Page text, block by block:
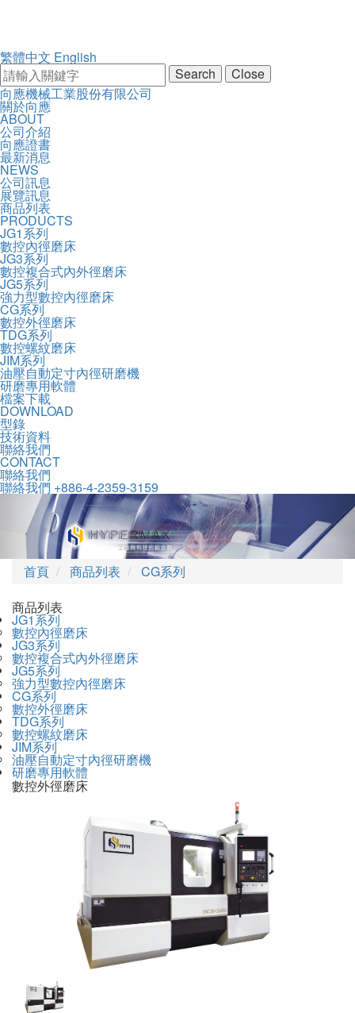
繁體中文 English
Search
Close
向應機械工業股份有限公司向
開
啟
主
選
單
主
導
覽
Navigation
關於向應
ABOUT
公司介紹
向應證書
最新消息
NEWS
公司訊息
展覽訊息
商品列表
PRODUCTS
JG1系列
數控內徑磨床
JG3系列
數控複合式內外徑磨床
JG5系列
強力型數控內徑磨床
CG系列
數控外徑磨床
TDG系列
數控螺紋磨床
JIM系列
油壓自動定寸內徑研磨機
研磨專用軟體
檔案下載
DOWNLOAD
型錄
技術資料
聯絡我們
CONTACT
聯絡我們
聯絡我們 +886-4-2359-3159
Previous
首頁 商品列表
CG系列
商品列表
JG1系列
數控內徑磨床
JG3系列
數控複合式內外徑磨床
JG5系列
強力型數控內徑磨床
CG系列
數控外徑磨床
TDG系列
數控螺紋磨床
JIM系列
油壓自動定寸內徑研磨機
研磨專用軟體
數控外徑磨床